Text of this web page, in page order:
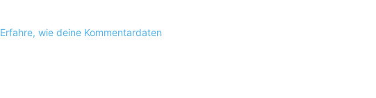
Erfahre, wie deine Kommentardaten